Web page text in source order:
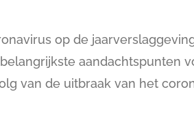
op de jaarverslaggeving
aandachtspunten
van de uitbraak van het